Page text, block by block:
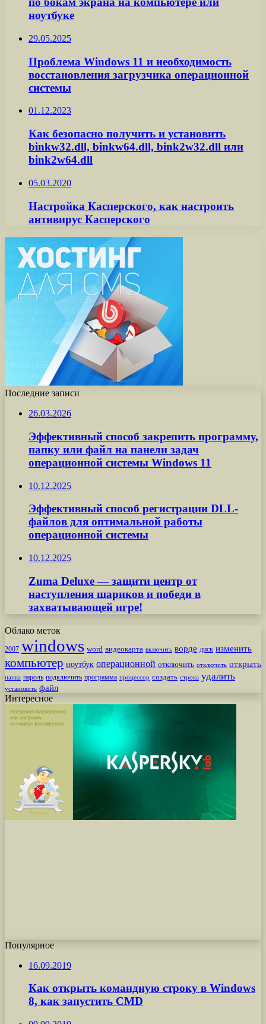
ноутбуке
29.05.2025
Проблема Windows 11 и необходимость
восстановления загрузчика операционной
системы
01.12.2023
Как безопасно получить и установить
binkw32.dll, binkw64.dll, bink2w32.dll или
bink2w64.dll
05.03.2020
Настройка Касперского, как настроить
антивирус Касперского
Последние записи
26.03.2026
Эффективный способ закрепить программу,
папку или файл на панели задач
операционной системы Windows 11
10.12.2025
Эффективный способ регистрации DLL-
файлов для оптимальной работы
операционной системы
10.12.2025
Zuma Deluxe — защити центр от
наступления шариков и победи в
захватывающей игре!
Облако меток
2007 windows word видеокарта включить ворде диск изменить
компьютер ноутбук операционной отключить отключить открыть
папка пароль подключить программа процессор создать строка удалить
установить файл
Интересное
Популярное
16.09.2019
Как открыть командную строку в Windows
8, как запустить CMD